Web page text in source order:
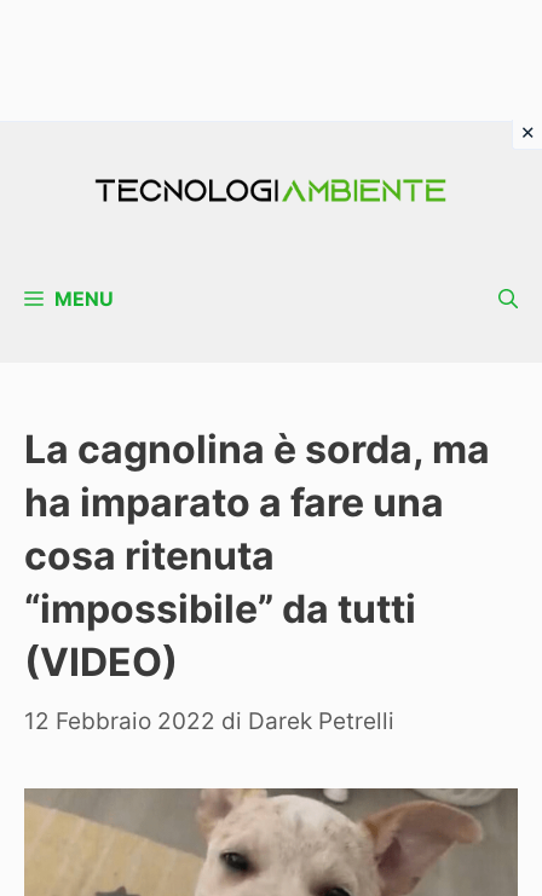
MENU
La cagnolina è sorda, ma
ha imparato a fare una
cosa ritenuta
“impossibile” da tutti
(VIDEO)
12 Febbraio 2022 di Darek Petrelli